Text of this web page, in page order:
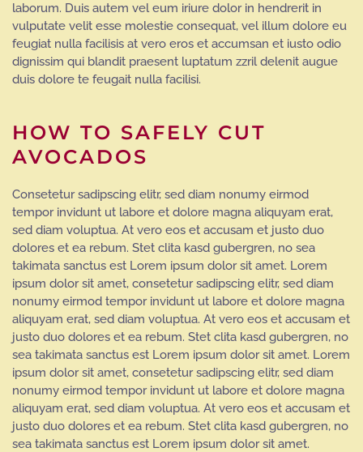
laborum. Duis autem vel eum iriure dolor in hendrerit in
vulputate velit esse molestie consequat, vel illum dolore eu
feugiat nulla facilisis at vero eros et accumsan et iusto odio
dignissim qui blandit praesent luptatum zzril delenit augue
duis dolore te feugait nulla facilisi.
HOW TO SAFELY CUT
AVOCADOS
Consetetur sadipscing elitr, sed diam nonumy eirmod
tempor invidunt ut labore et dolore magna aliquyam erat,
sed diam voluptua. At vero eos et accusam et justo duo
dolores et ea rebum. Stet clita kasd gubergren, no sea
takimata sanctus est Lorem ipsum dolor sit amet. Lorem
ipsum dolor sit amet, consetetur sadipscing elitr, sed diam
nonumy eirmod tempor invidunt ut labore et dolore magna
aliquyam erat, sed diam voluptua. At vero eos et accusam et
justo duo dolores et ea rebum. Stet clita kasd gubergren, no
sea takimata sanctus est Lorem ipsum dolor sit amet. Lorem
ipsum dolor sit amet, consetetur sadipscing elitr, sed diam
nonumy eirmod tempor invidunt ut labore et dolore magna
aliquyam erat, sed diam voluptua. At vero eos et accusam et
justo duo dolores et ea rebum. Stet clita kasd gubergren, no
sea takimata sanctus est Lorem ipsum dolor sit amet.